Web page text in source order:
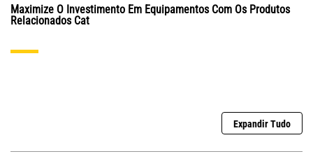
Maximize O Investimento Em Equipamentos Com Os Produtos
Relacionados Cat
Expandir Tudo